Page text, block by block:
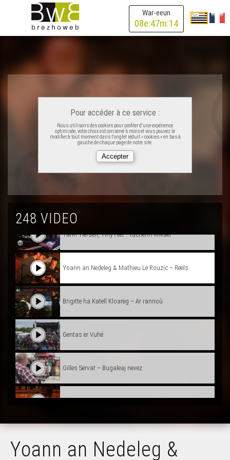
War-eeun
08e:47m:14
Pour accéder à ce service :
Nous utilisons des cookies pour profiter d'une expérience
optimisée, votre choix est conservé 6 mois et vous pouvez le
modifier à tout moment dans l'onglet réduit « cookies » en bas à
gauche de chaque page de notre site.
248 VIDEO
Skolajidi Diwan Plijidi – Kan skolaj Plijidi
Rozenn Taleg & Jean-Claude Taleg – Soubenn ar mevel
Jean-Luc Roudaut – Bigi war ar mor
Yoann an Nedeleg – Sliabh na mBan
Yann Tiersen, Tiny Feet : Tuchenn Mikael
Yoann an Nedeleg & Mathieu Le Rouzic – Reels
Brigitte ha Katell Kloareg – Ar rannoù
Gentas er Vuhé
Gilles Servat – Bugaleaj nevez
Yoann an Nedeleg &